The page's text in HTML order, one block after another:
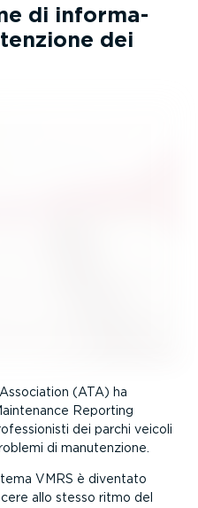
di infor­ma­
dei
(ATA) ha
Reporting
dei parchi veicoli
di manuten­zione.
VMRS è diventato
allo stesso ritmo del